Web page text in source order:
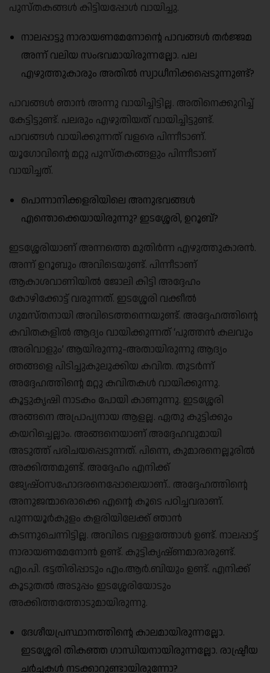
പുസ്തകങ്ങൾ കിട്ടിയപ്പോൾ വായിച്ചു.
നാലപ്പാട്ടു നാരായണമേനോൻ്റെ പാവങ്ങൾ തർജ്ജമ
അന്ന് വലിയ സംഭവമായിരുന്നല്ലോ. പല
എഴുത്തുകാരും അതിൽ സ്വാധീനിക്കപ്പെടുന്നുണ്ട്?
പാവങ്ങൾ ഞാൻ അന്നു വായിച്ചിട്ടില്ല. അതിനെക്കുറിച്ച്
കേട്ടിട്ടുണ്ട്. പലരും എഴുതിയത് വായിച്ചിട്ടുണ്ട്.
പാവങ്ങൾ വായിക്കുന്നത് വളരെ പിന്നീടാണ്.
യൂഗോവിൻ്റെ മറ്റു പുസ്തകങ്ങളും പിന്നീടാണ്
വായിച്ചത്.
പൊന്നാനിക്കളരിയിലെ അനുഭവങ്ങൾ
എന്തൊക്കെയായിരുന്നു? ഇടശ്ശേരി, ഉറൂബ്?
ഇടശ്ശേരിയാണ് അന്നത്തെ മുതിർന്ന എഴുത്തുകാരൻ.
അന്ന് ഉറൂബും അവിടെയുണ്ട്. പിന്നീടാണ്
ആകാശവാണിയിൽ ജോലി കിട്ടി അദ്ദേഹം
കോഴിക്കോട്ട് വരുന്നത്. ഇടശ്ശേരി വക്കീൽ
ഗുമസ്തനായി അവിടെത്തന്നെയുണ്ട്. അദ്ദേഹത്തിന്റെ
കവിതകളിൽ ആദ്യം വായിക്കുന്നത് ‘പുത്തൻ കലവും
അരിവാളും’ ആയിരുന്നു-അതായിരുന്നു ആദ്യം
ഞങ്ങളെ പിടിച്ചുകുലുക്കിയ കവിത. തുടർന്ന്
അദ്ദേഹത്തിന്റെ മറ്റു കവിതകൾ വായിക്കുന്നു.
കൂട്ടുകൃഷി നാടകം പോയി കാണുന്നു. ഇടശ്ശേരി
അങ്ങനെ അപ്രാപ്യനായ ആളല്ല. ഏതു കുട്ടിക്കും
കയറിച്ചെല്ലാം. അങ്ങനെയാണ് അദ്ദേഹവുമായി
അടുത്ത് പരിചയപ്പെടുന്നത്. പിന്നെ, കുമാരനെല്ലൂരിൽ
അക്കിത്തമുണ്ട്. അദ്ദേഹം എനിക്ക്
ജ്യേഷ്ഠസഹോദരനെപ്പോലെയാണ്.. അദ്ദേഹത്തിന്റെ
അനുജന്മാരൊക്കെ എന്റെ കൂടെ പഠിച്ചവരാണ്.
പുന്നയൂർകുളം കളരിയിലേക്ക് ഞാൻ
കടന്നുചെന്നിട്ടില്ല. അവിടെ വള്ളത്തോൾ ഉണ്ട്. നാലപ്പാട്ട്
നാരായണമേനോൻ ഉണ്ട്. കുട്ടികൃഷ്ണമാരാരുണ്ട്.
എം.പി. ഭട്ടതിരിപ്പാടും എം.ആർ.ബിയും ഉണ്ട്. എനിക്ക്
കൂടുതൽ അടുപ്പം ഇടശ്ശേരിയോടും
അക്കിത്തത്തോടുമായിരുന്നു.
ദേശീയപ്രസ്ഥാനത്തിൻ്റെ കാലമായിരുന്നല്ലോ.
ഇടശ്ശേരി തികഞ്ഞ ഗാന്ധിയനായിരുന്നല്ലോ. രാഷ്ട്രീയ
ചർച്ചകൾ നടക്കാറുണ്ടായിരുന്നോ?